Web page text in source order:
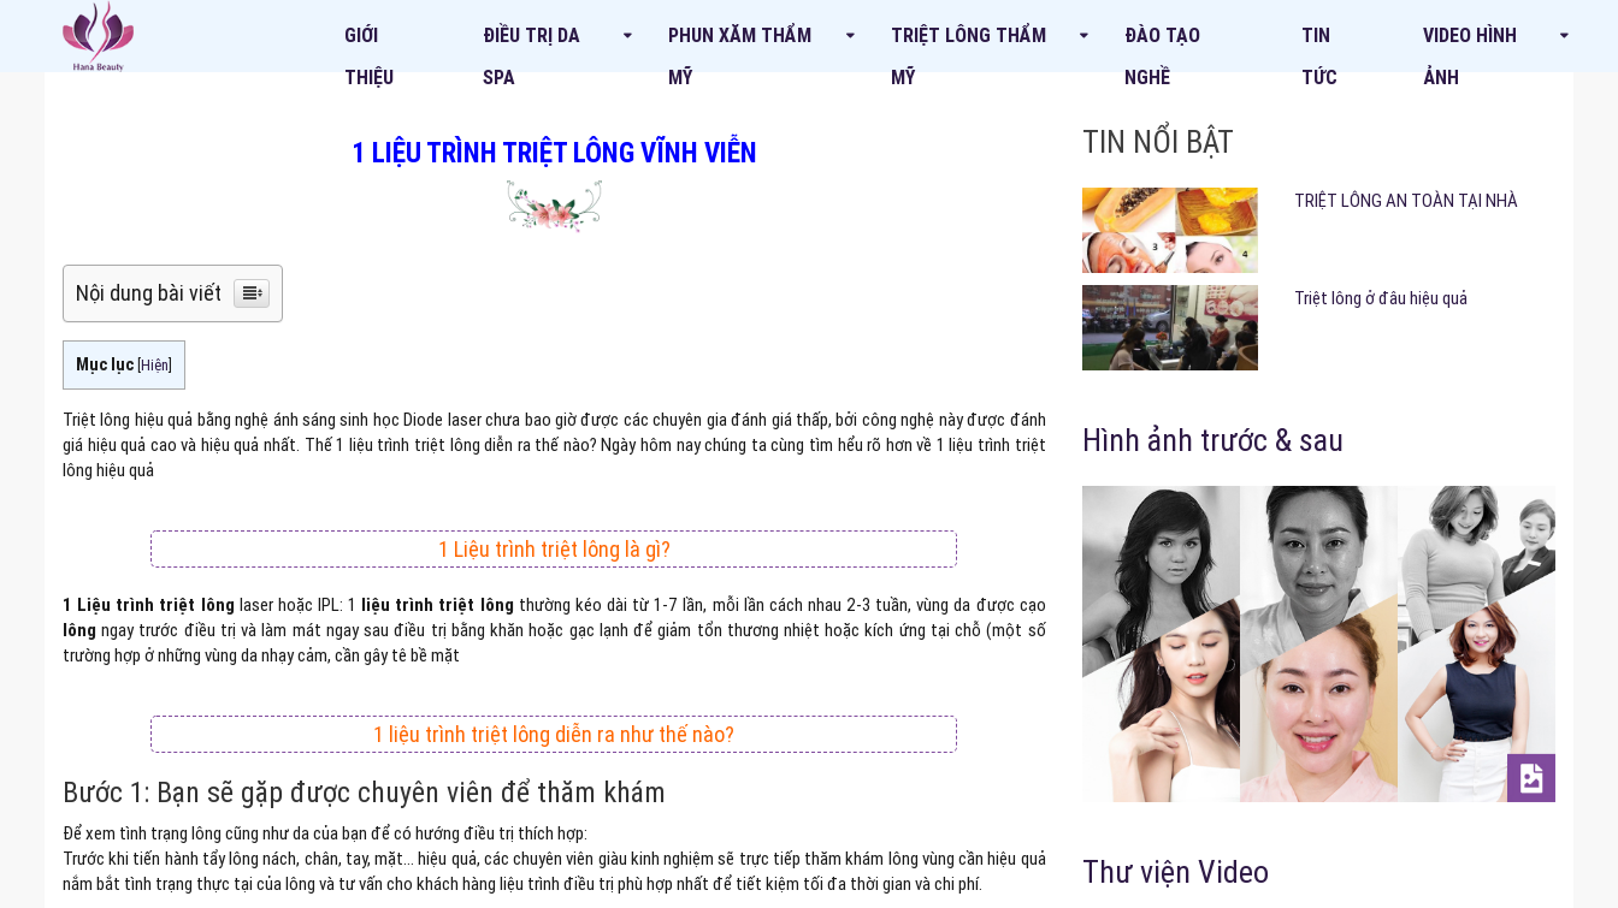
GIỚI
THIỆU
ĐIỀU TRỊ DA
SPA
PHUN XĂM THẨM
MỸ
TRIỆT LÔNG THẨM
MỸ
ĐÀO TẠO
NGHỀ
TIN
TỨC
VIDEO HÌNH
ẢNH
1 LIỆU TRÌNH TRIỆT LÔNG VĨNH VIỄN
Nội dung bài viết
Mục lục [Hiện]
Triệt lông hiệu quả bằng nghệ ánh sáng sinh học Diode laser chưa bao giờ được các chuyên gia đánh giá thấp, bởi công nghệ này được đánh
giá hiệu quả cao và hiệu quả nhất. Thế 1 liệu trình triệt lông diễn ra thế nào? Ngày hôm nay chúng ta cùng tìm hểu rõ hơn về 1 liệu trình triệt
lông hiệu quả
1 Liệu trình triệt lông là gì?
1 Liệu trình triệt lông laser hoặc IPL: 1 liệu trình triệt lông thường kéo dài từ 1-7 lần, mỗi lần cách nhau 2-3 tuần, vùng da được cạo
lông ngay trước điều trị và làm mát ngay sau điều trị bằng khăn hoặc gạc lạnh để giảm tổn thương nhiệt hoặc kích ứng tại chỗ (một số
trường hợp ở những vùng da nhạy cảm, cần gây tê bề mặt
1 liệu trình triệt lông diễn ra như thế nào?
Bước 1: Bạn sẽ gặp được chuyên viên để thăm khám
Để xem tình trạng lông cũng như da của bạn để có hướng điều trị thích hợp:
Trước khi tiến hành tẩy lông nách, chân, tay, mặt… hiệu quả, các chuyên viên giàu kinh nghiệm sẽ trực tiếp thăm khám lông vùng cần hiệu quả
nắm bắt tình trạng thực tại của lông và tư vấn cho khách hàng liệu trình điều trị phù hợp nhất để tiết kiệm tối đa thời gian và chi phí.
TIN NỔI BẬT
TRIỆT LÔNG AN TOÀN TẠI NHÀ
Triệt lông ở đâu hiệu quả
Hình ảnh trước & sau
Thư viện Video